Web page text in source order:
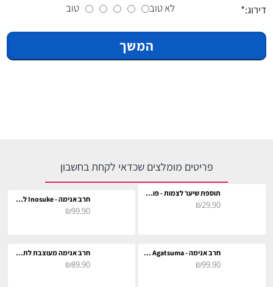
דירוג:
לא טוב טוב
המשך
פריטים מומלצים שכדאי לקחת בחשבון
תוספת שיער לצמות - פוקסיה לתחפושת
₪29.90 חרב אנימה - Inosuke לתחפושת וקוספליי
₪99.90
חרב אנימה - Zenitsu Agatsuma לתחפושת וקוספליי
₪99.90
חרב אנימה מעוצבת לתחפושת וקוספליי
₪89.90